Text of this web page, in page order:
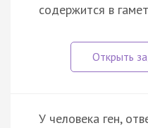
содержится в
У человека ген,